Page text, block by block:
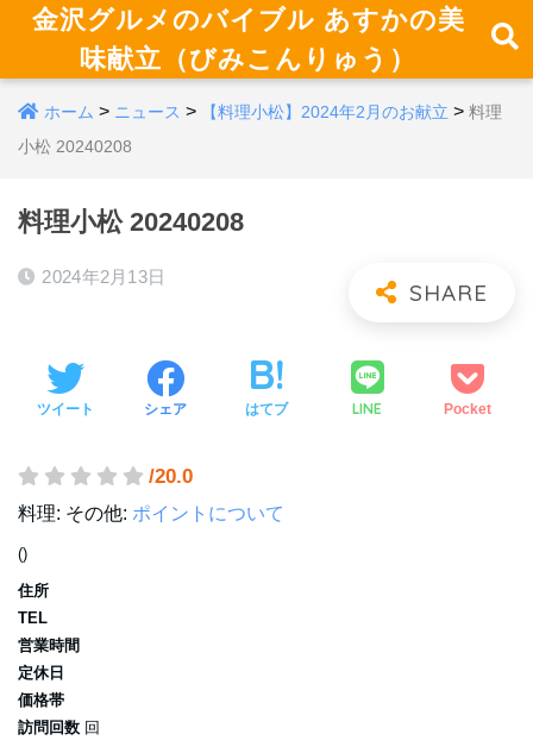
金沢グルメのバイブル あすかの美
味献立（びみこんりゅう）
ホーム > ニュース > 【料理小松】2024年2月のお献立 > 料理
小松 20240208
料理小松 20240208
2024年2月13日
ツイート シェア はてブ LINE Pocket
/20.0
料理: その他: ポイントについて
()
住所
TEL
営業時間
定休日
価格帯
訪問回数 回